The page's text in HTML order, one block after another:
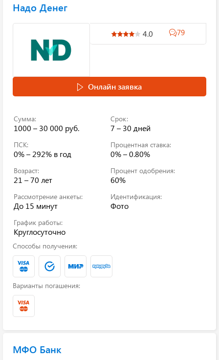
Надо Денег
4.0 79
Онлайн заявка
Сумма:
1000 – 30 000 руб.
Срок:
7 – 30 дней
ПСК:
0% – 292% в год
Процентная ставка:
0% – 0.80%
Возраст:
21 – 70 лет
Процент одобрения:
60%
Рассмотрение анкеты:
До 15 минут
Идентификация:
Фото
График работы:
Круглосуточно
Способы получения:
Варианты погашения:
МФО Банк